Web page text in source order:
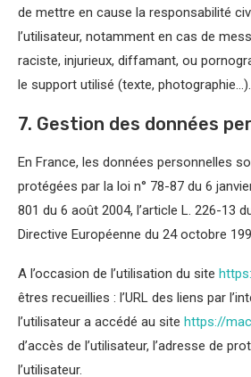
de mettre en cause la responsabilité
l’utilisateur, notamment en cas de
raciste, injurieux, diffamant, ou
le support utilisé (texte, photographie…).
7. Gestion des données
En France, les données personnelles
protégées par la loi n° 78-87 du 6
801 du 6 août 2004, l’article L. 226-13
Directive Européenne du 24 octobre
A l’occasion de l’utilisation du site
êtres recueillies : l’URL des liens par
l’utilisateur a accédé au site https://
d’accès de l’utilisateur, l’adresse de
l’utilisateur.